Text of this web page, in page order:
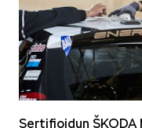
Sertifioidun